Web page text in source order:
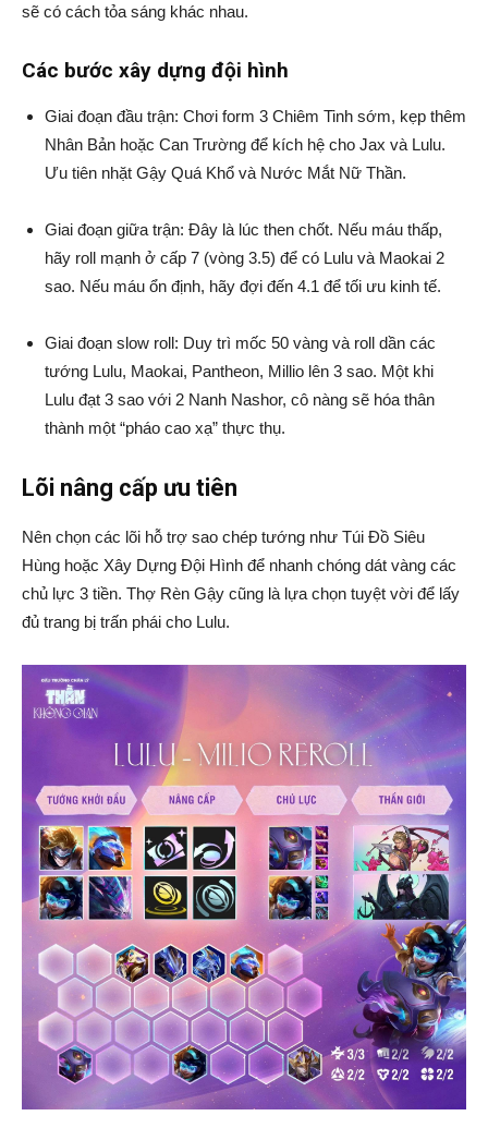
sẽ có cách tỏa sáng khác nhau.
Các bước xây dựng đội hình
Giai đoạn đầu trận: Chơi form 3 Chiêm Tinh sớm, kẹp thêm
Nhân Bản hoặc Can Trường để kích hệ cho Jax và Lulu.
Ưu tiên nhặt Gậy Quá Khổ và Nước Mắt Nữ Thần.
Giai đoạn giữa trận: Đây là lúc then chốt. Nếu máu thấp,
hãy roll mạnh ở cấp 7 (vòng 3.5) để có Lulu và Maokai 2
sao. Nếu máu ổn định, hãy đợi đến 4.1 để tối ưu kinh tế.
Giai đoạn slow roll: Duy trì mốc 50 vàng và roll dần các
tướng Lulu, Maokai, Pantheon, Millio lên 3 sao. Một khi
Lulu đạt 3 sao với 2 Nanh Nashor, cô nàng sẽ hóa thân
thành một “pháo cao xạ” thực thụ.
Lõi nâng cấp ưu tiên
Nên chọn các lõi hỗ trợ sao chép tướng như Túi Đồ Siêu
Hùng hoặc Xây Dựng Đội Hình để nhanh chóng dát vàng các
chủ lực 3 tiền. Thợ Rèn Gậy cũng là lựa chọn tuyệt vời để lấy
đủ trang bị trấn phái cho Lulu.